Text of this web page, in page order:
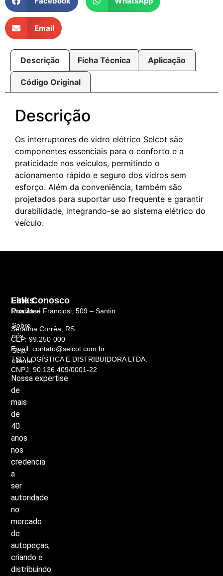
Email
Descrição Ficha Técnica Aplicação
Código Original
Descrição
Os interruptores de vidro elétrico Selcot são
componentes essenciais para o conforto e a
praticidade nos veículos, permitindo o
acionamento rápido e seguro dos vidros sem
esforço. Além da conveniência, também são
projetados para suportar uso frequente e garantir
durabilidade, integrando-se ao sistema elétrico do
veículo.
Nossaexpertise
de
mais
de
40
anos
nos
credencia
a
ser
autoridade
no
mercado
de
autopeças,
criando e
distribuindo
Links
Produtos
Sobre
nós
Seja
cliente
Fale Conosco
Rua José Franciosi, 509 – Santin
Serafina Corrêa, RS
CEP: 99.250-000
Email: contato@selcot.com.br
TSD LOGÍSTICA E DISTRIBUIDORA LTDA.
CNPJ: 90.136.409/0001-22